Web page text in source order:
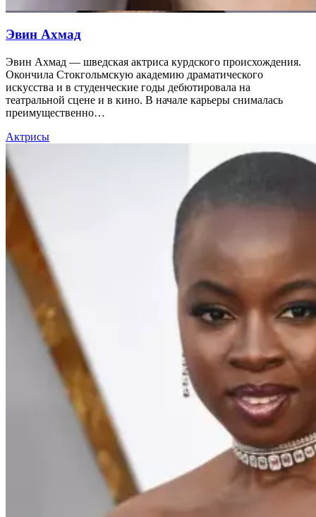
Эвин Ахмад
Эвин Ахмад — шведская актриса курдского происхождения.
Окончила Стокгольмскую академию драматического
искусства и в студенческие годы дебютировала на
театральной сцене и в кино. В начале карьеры снималась
преимущественно…
Актрисы